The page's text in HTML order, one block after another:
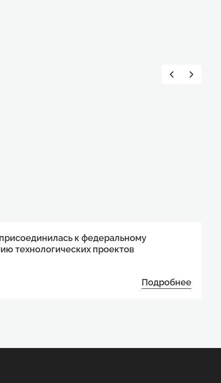
к федеральному
технологических проектов
Подробнее